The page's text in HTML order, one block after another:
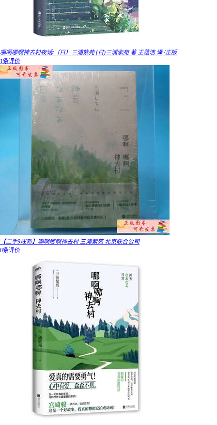
哪啊哪啊神去村夜话/（日）三浦紫苑 (日)三浦紫苑 著 王蕴洁 译 /正版
1条评价
【二手9成新】哪啊哪啊神去村 三浦紫苑 北京联合公司
0条评价